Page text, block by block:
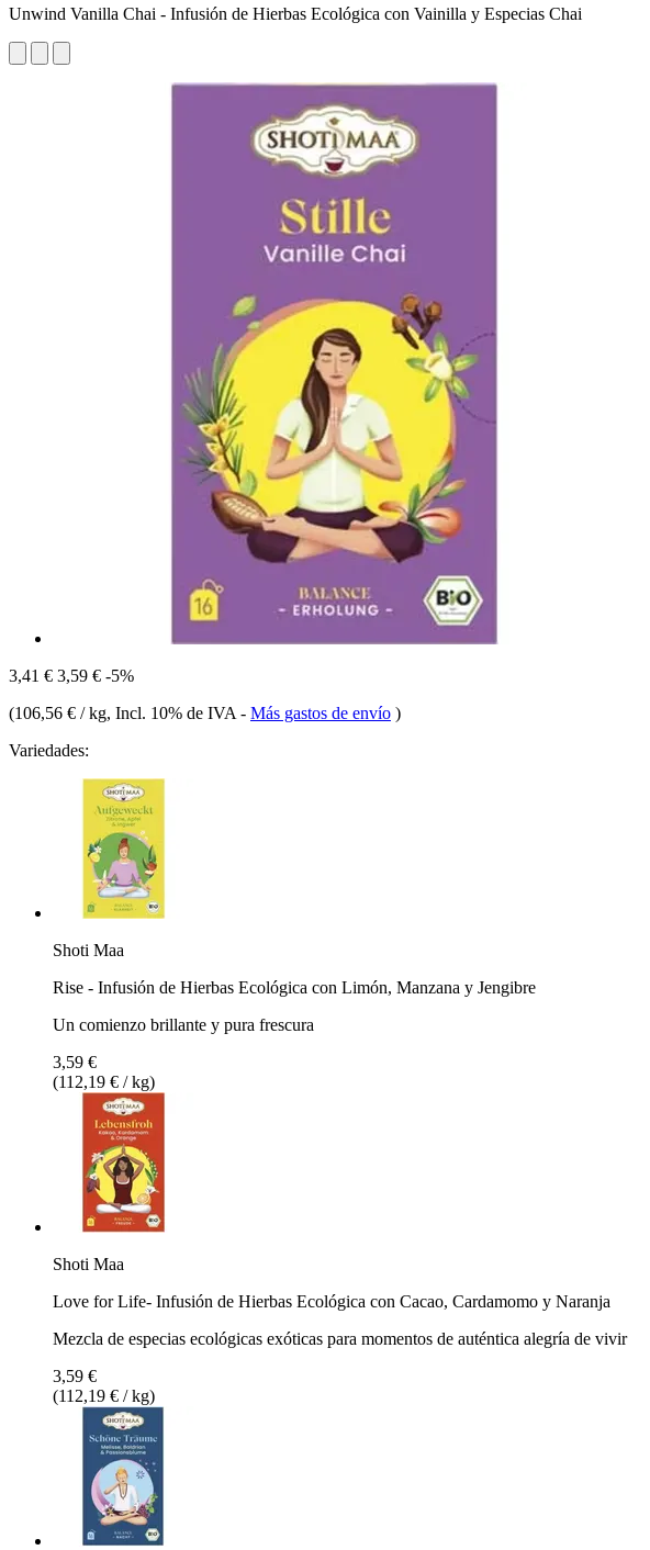
Unwind Vanilla Chai - Infusión de Hierbas Ecológica con Vainilla y Especias Chai
3,41 € 3,59 € -5%
(106,56 € / kg, Incl. 10% de IVA - Más gastos de envío )
Variedades:
Shoti Maa
Rise - Infusión de Hierbas Ecológica con Limón, Manzana y Jengibre
Un comienzo brillante y pura frescura
3,59 €
(112,19 € / kg)
Shoti Maa
Love for Life- Infusión de Hierbas Ecológica con Cacao, Cardamomo y Naranja
Mezcla de especias ecológicas exóticas para momentos de auténtica alegría de vivir
3,59 €
(112,19 € / kg)